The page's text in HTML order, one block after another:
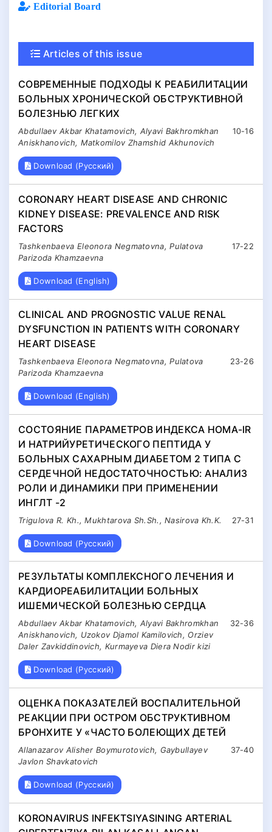
Editorial Board
Articles of this issue
СОВРЕМЕННЫЕ ПОДХОДЫ К РЕАБИЛИТАЦИИ
БОЛЬНЫХ ХРОНИЧЕСКОЙ ОБСТРУКТИВНОЙ
БОЛЕЗНЬЮ ЛЕГКИХ
10-16
Abdullaev Akbar Khatamovich, Alyavi Bakhromkhan
Aniskhanovich, Matkomilov Zhamshid Akhunovich
Download (Русский)
CORONARY HEART DISEASE AND CHRONIC
KIDNEY DISEASE: PREVALENCE AND RISK
FACTORS
17-22
Tashkenbaeva Eleonora Negmatovna, Pulatova
Parizoda Khamzaevna
Download (English)
CLINICAL AND PROGNOSTIC VALUE RENAL
DYSFUNCTION IN PATIENTS WITH CORONARY
HEART DISEASE
23-26
Tashkenbaeva Eleonora Negmatovna, Pulatova
Parizoda Khamzaevna
Download (English)
СОСТОЯНИЕ ПАРАМЕТРОВ ИНДЕКСА HOMA-IR
И НАТРИЙУРЕТИЧЕСКОГО ПЕПТИДА У
БОЛЬНЫХ САХАРНЫМ ДИАБЕТОМ 2 ТИПА С
СЕРДЕЧНОЙ НЕДОСТАТОЧНОСТЬЮ: АНАЛИЗ
РОЛИ И ДИНАМИКИ ПРИ ПРИМЕНЕНИИ
ИНГЛТ -2
27-31
Trigulova R. Kh., Mukhtarova Sh.Sh., Nasirova Kh.K.
Download (Русский)
РЕЗУЛЬТАТЫ КОМПЛЕКСНОГО ЛЕЧЕНИЯ И
КАРДИОРЕАБИЛИТАЦИИ БОЛЬНЫХ
ИШЕМИЧЕСКОЙ БОЛЕЗНЬЮ СЕРДЦА
32-36
Abdullaev Akbar Khatamovich, Alyavi Bakhromkhan
Aniskhanovich, Uzokov Djamol Kamilovich, Orziev
Daler Zavkiddinovich, Kurmayeva Diera Nodir kizi
Download (Русский)
ОЦЕНКА ПОКАЗАТЕЛЕЙ ВОСПАЛИТЕЛЬНОЙ
РЕАКЦИИ ПРИ ОСТРОМ ОБСТРУКТИВНОМ
БРОНХИТЕ У «ЧАСТО БОЛЕЮЩИХ ДЕТЕЙ
37-40
Allanazarov Alisher Boymurotovich, Gaybullayev
Javlon Shavkatovich
Download (Русский)
KORONAVIRUS INFEKTSIYASINING ARTERIAL